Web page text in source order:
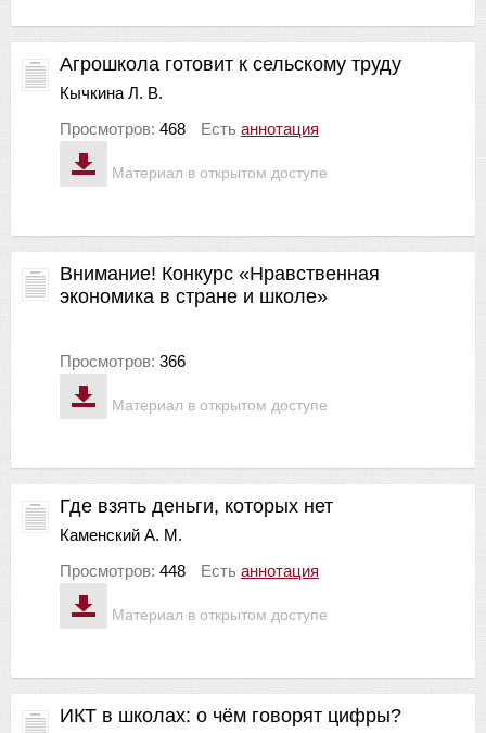
Материал в открытом доступе
Агрошкола готовит к сельскому труду
Кычкина Л. В.
Просмотров: 468 Есть аннотация
Материал в открытом доступе
Внимание! Конкурс «Нравственная
экономика в стране и школе»
Просмотров: 366
Материал в открытом доступе
Где взять деньги, которых нет
Каменский А. М.
Просмотров: 448 Есть аннотация
ИКТ в школах: о чём говорят цифры?